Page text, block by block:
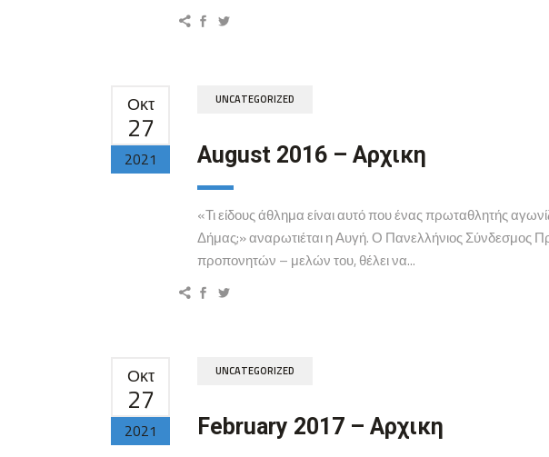
Οκτ
27
2021
UNCATEGORIZED
August 2016 – Αρχικη
«Τι είδους άθλημα είναι αυτό που ένας πρωταθλητής
Δήμας;» αναρωτιέται η Αυγή. Ο Πανελλήνιος Σύνδεσμος
προπονητών – μελών του, θέλει να...
Οκτ
27
2021
UNCATEGORIZED
February 2017 – Αρχικη